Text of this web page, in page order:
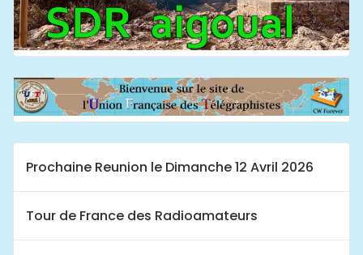
Prochaine Reunion le Dimanche 12 Avril 2026
Tour de France des Radioamateurs